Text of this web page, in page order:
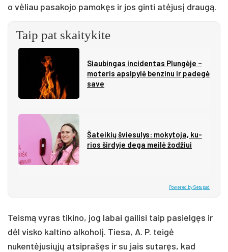
o vėliau pasakojo pamokęs ir jos ginti atėjusį draugą.
Taip pat skaitykite
Siau­bin­gas in­ci­den­tas Plun­gė­je –
mo­te­ris ap­si­py­lė ben­zi­nu ir pa­de­gė
sa­ve
Ša­tei­kių švie­su­lys: mo­ky­to­ja, ku­
rios šir­dy­je de­ga mei­lė žo­džiui
Powered by Setupad
Teismą vyras tikino, jog labai gailisi taip pasielgęs ir
dėl visko kaltino alkoholį. Tiesa, A. P. teigė
nukentėjusiųjų atsiprašęs ir su jais sutaręs, kad